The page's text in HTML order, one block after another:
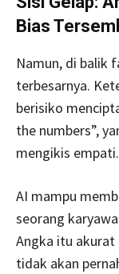
Bias
Namun, di balik
terbesarnya.
berisiko
the numbers”,
mengikis empati.
AI mampu
seorang
Angka itu akurat
tidak akan